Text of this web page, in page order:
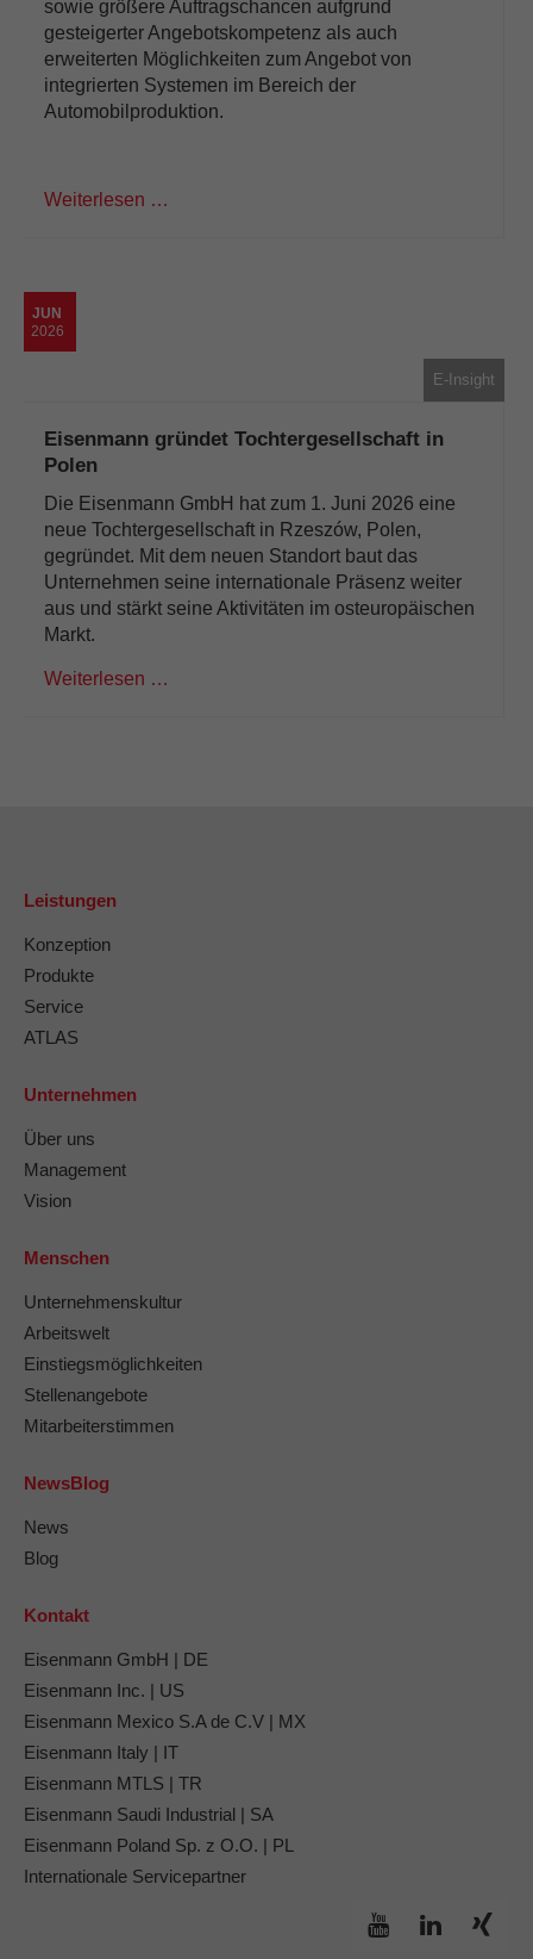
sowie größere Auftragschancen aufgrund
gesteigerter Angebotskompetenz als auch
erweiterten Möglichkeiten zum Angebot von
integrierten Systemen im Bereich der
Automobilproduktion.
Weiterlesen …
JUN
2026
E-Insight
Eisenmann gründet Tochtergesellschaft in
Polen
Die Eisenmann GmbH hat zum 1. Juni 2026 eine
neue Tochtergesellschaft in Rzeszów, Polen,
gegründet. Mit dem neuen Standort baut das
Unternehmen seine internationale Präsenz weiter
aus und stärkt seine Aktivitäten im osteuropäischen
Markt.
Weiterlesen …
Leistungen
Konzeption
Produkte
Service
ATLAS
Unternehmen
Über uns
Management
Vision
Menschen
Unternehmenskultur
Arbeitswelt
Einstiegsmöglichkeiten
Stellenangebote
Mitarbeiterstimmen
NewsBlog
News
Blog
Kontakt
Eisenmann GmbH | DE
Eisenmann Inc. | US
Eisenmann Mexico S.A de C.V | MX
Eisenmann Italy | IT
Eisenmann MTLS | TR
Eisenmann Saudi Industrial | SA
Eisenmann Poland Sp. z O.O. | PL
Internationale Servicepartner